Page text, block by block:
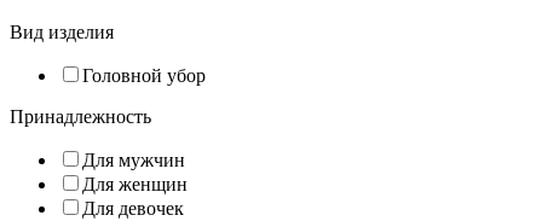
Вид изделия
Головной убор
Принадлежность
Для мужчин
Для женщин
Для девочек